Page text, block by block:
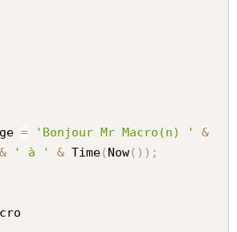
= 'Bonjour Mr Macro(n) '
&
& ' à ' & Time( Now( ) ) ;